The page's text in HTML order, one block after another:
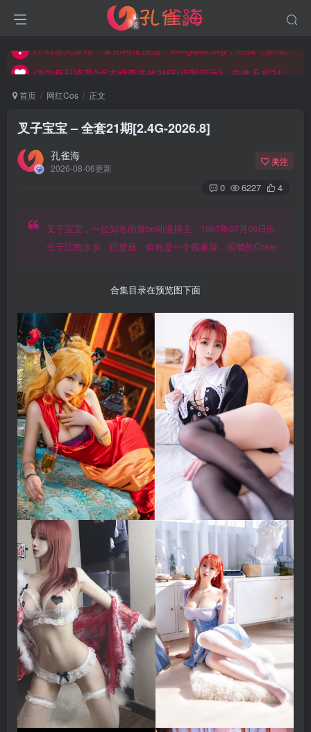
(2/2)每日凌晨0点主动查失效补链(点我演示)，失效不超24小时，
首页 网红Cos 正文
叉子宝宝 – 全套21期[2.4G-2026.8]
孔雀海
2026-08-06更新
关注
0 6227 4
叉子宝宝，一位知名的微bo动漫博主，1997年07月09日出
生于江南水乡，巨蟹座，自称是一个很暴躁、很懒的Coser
合集目录在预览图下面